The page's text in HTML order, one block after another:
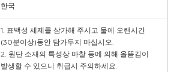
한국
1. 표백성 세제를 삼가해 주시고 물에 오랜시간
(30분이상)동안 담가두지 마십시오.
2. 원단 소재의 특성상 마찰 등에 의해 올뜯김이
발생할 수 있으니 취급시 주의하세요.